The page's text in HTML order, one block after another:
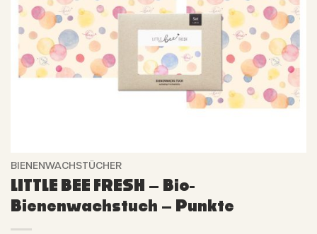
BIENENWACHSTÜCHER
LITTLE BEE FRESH – Bio-
Bienenwachstuch – Punkte